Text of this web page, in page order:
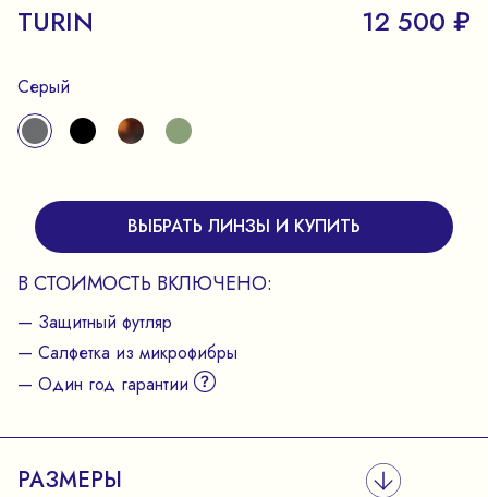
TURIN 12 500 ₽
Серый
ВЫБРАТЬ ЛИНЗЫ И КУПИТЬ
В СТОИМОСТЬ ВКЛЮЧЕНО:
— Защитный футляр
— Салфетка из микрофибры
— Один год гарантии
РАЗМЕРЫ